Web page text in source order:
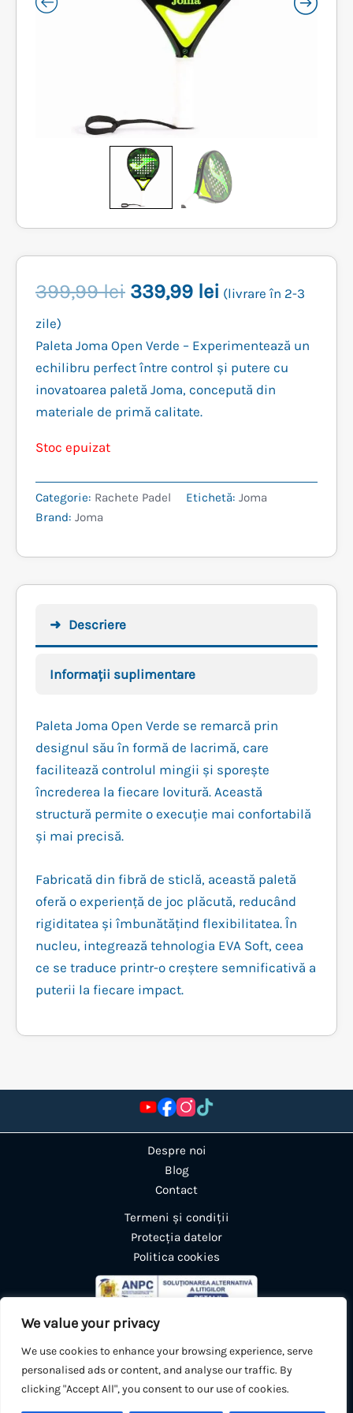
We value your privacy
We use cookies to enhance your browsing experience, serve
personalised ads or content, and analyse our traffic. By
clicking "Accept All", you consent to our use of cookies.
399,99lei Prețul
a
fost:
399,99 lei.
339,99 lei Prețul
este:
339,99 lei.
(livrare în 2-3
zile)
Paleta Joma Open Verde – Experimentează un
echilibru perfect între control și putere cu
inovatoarea paletă Joma, concepută din
materiale de primă calitate.
Stoc epuizat
Categorie: Rachete Padel Etichetă: Joma
Brand: Joma
Descriere
Informații suplimentare
Paleta Joma Open Verde se remarcă prin
designul său în formă de lacrimă, care
facilitează controlul mingii și sporește
încrederea la fiecare lovitură. Această
structură permite o execuție mai confortabilă
și mai precisă.
Fabricată din fibră de sticlă, această paletă
oferă o experiență de joc plăcută, reducând
rigiditatea și îmbunătățind flexibilitatea. În
nucleu, integrează tehnologia EVA Soft, ceea
ce se traduce printr-o creștere semnificativă a
puterii la fiecare impact.
Despre noi
Blog
Contact
Termeni și condiții
Protecția datelor
Politica cookies